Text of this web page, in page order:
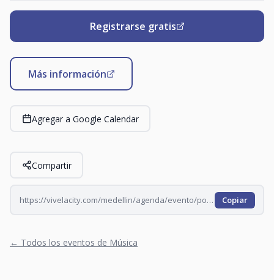
Registrarse gratis
Más información
Agregar a Google Calendar
Compartir
https://vivelacity.com/medellin/agenda/evento/ponte-salsa-en-familia-2026-08-30 Copiar
← Todos los eventos de Música